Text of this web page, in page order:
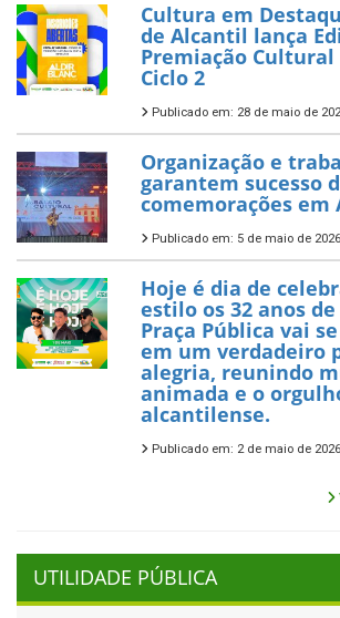
Cultura em
de Alcantil lança
Premiação Cultural
Ciclo 2
Publicado em: 28 de maio de
Organização e
garantem sucesso
comemorações em
Publicado em: 5 de maio de 2026
Hoje é dia de
estilo os 32 anos
Praça Pública vai
em um verdadeiro
alegria, reunindo
animada e o
alcantilense.
Publicado em: 2 de maio de 2026
UTILIDADE PÚBLICA